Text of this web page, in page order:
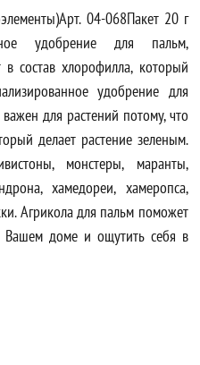
04-068Пакет 20 г
удобрение для пальм,
состав хлорофилла, который
удобрение для
для растений потому, что
делает растение зеленым.
монстеры, маранты,
хамедореи, хамеропса,
Агрикола для пальм поможет
Вашем доме и ощутить себя в